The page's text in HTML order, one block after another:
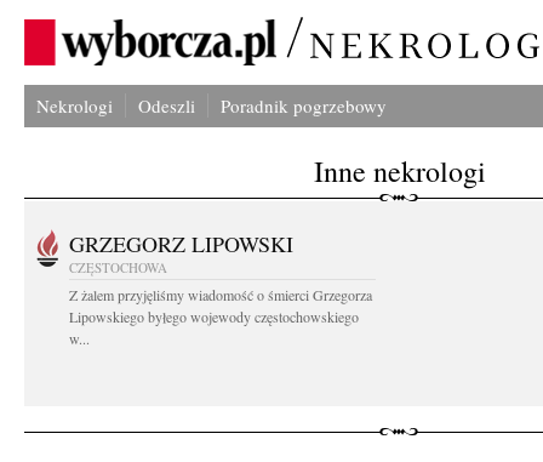
Nekrologi Odeszli Poradnik pogrzebowy
Inne nekrologi
GRZEGORZ LIPOWSKI
CZĘSTOCHOWA
Z żalem przyjęliśmy wiadomość o śmierci Grzegorza
Lipowskiego byłego wojewody częstochowskiego
w...